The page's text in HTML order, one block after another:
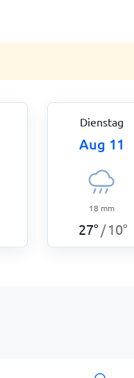
Dienstag
Aug 11
18 mm
27° / 10°